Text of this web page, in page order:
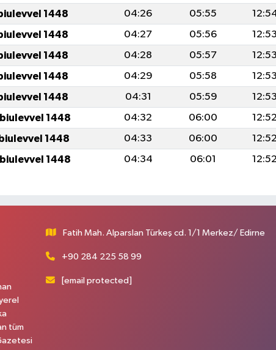
1448 04:26 05:55
1448 04:27 05:56 12:53
1448 04:28 05:57 12:53
1448 04:29 05:58 12:53
1448 04:31 05:59 12:53
1448 04:32 06:00 12:52
1448 04:33 06:00 12:52
1448 04:34 06:01 12:52
tüm
Fatih Mah. Alparslan Türkeş cd. 1/1 Merkez/ Edirne
+90 284 225 58 99
[email protected]